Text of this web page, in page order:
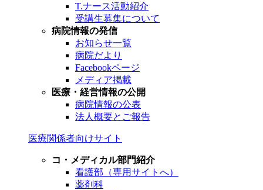
T.ナース活動紹介
受講生募集について
病院情報の発信
お知らせ一覧
病院だより
Facebookページ
メディア掲載
医療・経営情報の公開
病院情報の公表
法人概要とご報告
医療関係者向けサイト
コ・メディカル部門紹介
看護部（専用サイトへ）
薬剤科